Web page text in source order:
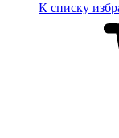
К списку